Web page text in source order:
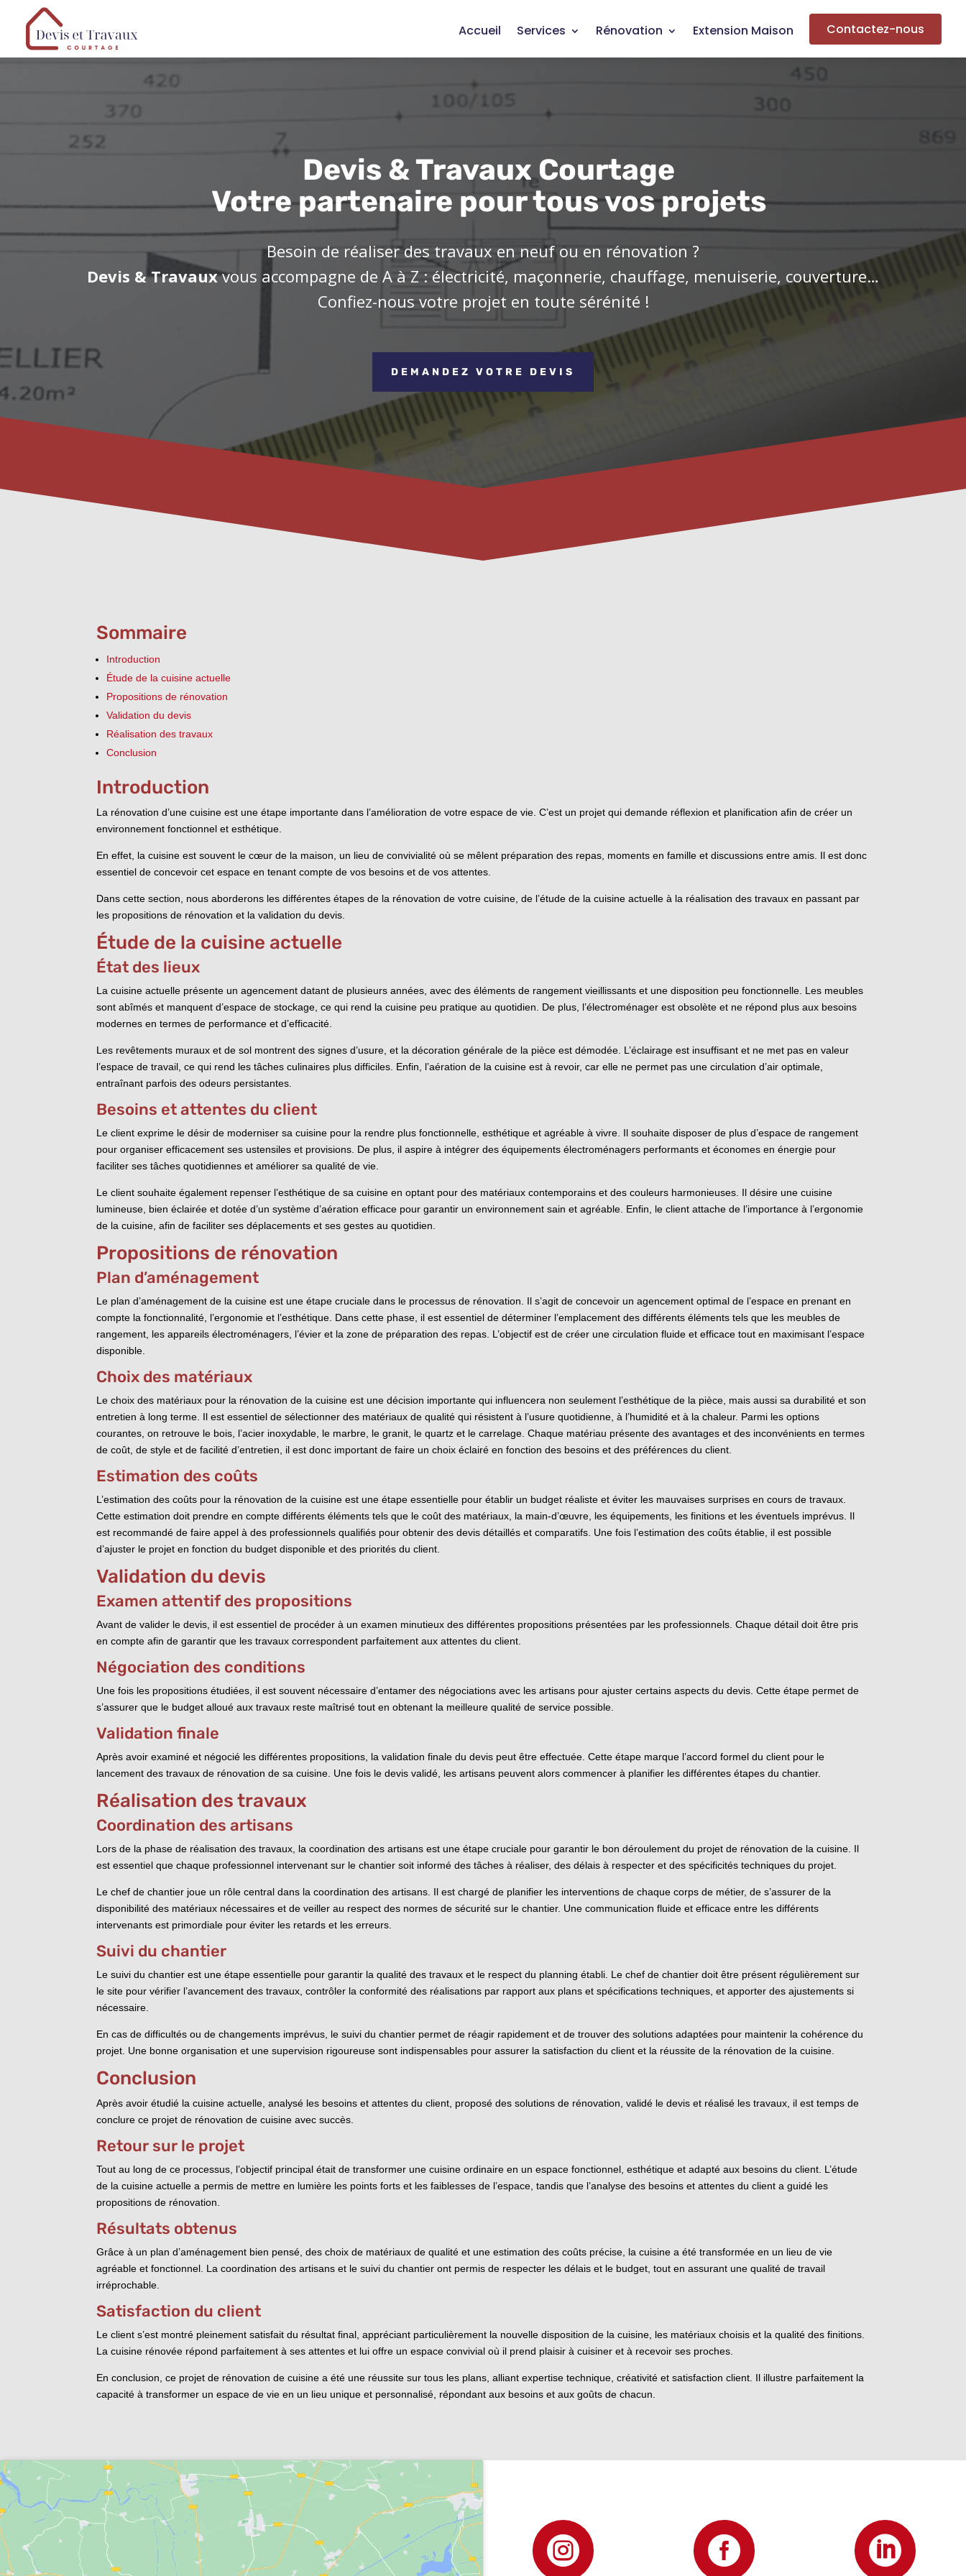
Accueil Services Rénovation Extension Maison Contactez-nous
Devis & Travaux Courtage
Votre partenaire pour tous vos projets
Besoin de réaliser des travaux en neuf ou en rénovation ?
Devis & Travauxvous accompagne de A à Z : électricité, maçonnerie, chauffage, menuiserie, couverture…
Confiez-nous votre projet en toute sérénité !
DEMANDEZ VOTRE DEVIS
Sommaire
Introduction
Étude de la cuisine actuelle
Propositions de rénovation
Validation du devis
Réalisation des travaux
Conclusion
Introduction
La rénovation d’une cuisine est une étape importante dans l’amélioration de votre espace de vie. C’est un projet qui demande réflexion et planification afin de créer un
environnement fonctionnel et esthétique.
En effet, la cuisine est souvent le cœur de la maison, un lieu de convivialité où se mêlent préparation des repas, moments en famille et discussions entre amis. Il est donc
essentiel de concevoir cet espace en tenant compte de vos besoins et de vos attentes.
Dans cette section, nous aborderons les différentes étapes de la rénovation de votre cuisine, de l’étude de la cuisine actuelle à la réalisation des travaux en passant par
les propositions de rénovation et la validation du devis.
Étude de la cuisine actuelle
État des lieux
La cuisine actuelle présente un agencement datant de plusieurs années, avec des éléments de rangement vieillissants et une disposition peu fonctionnelle. Les meubles
sont abîmés et manquent d’espace de stockage, ce qui rend la cuisine peu pratique au quotidien. De plus, l’électroménager est obsolète et ne répond plus aux besoins
modernes en termes de performance et d’efficacité.
Les revêtements muraux et de sol montrent des signes d’usure, et la décoration générale de la pièce est démodée. L’éclairage est insuffisant et ne met pas en valeur
l’espace de travail, ce qui rend les tâches culinaires plus difficiles. Enfin, l’aération de la cuisine est à revoir, car elle ne permet pas une circulation d’air optimale,
entraînant parfois des odeurs persistantes.
Besoins et attentes du client
Le client exprime le désir de moderniser sa cuisine pour la rendre plus fonctionnelle, esthétique et agréable à vivre. Il souhaite disposer de plus d’espace de rangement
pour organiser efficacement ses ustensiles et provisions. De plus, il aspire à intégrer des équipements électroménagers performants et économes en énergie pour
faciliter ses tâches quotidiennes et améliorer sa qualité de vie.
Le client souhaite également repenser l’esthétique de sa cuisine en optant pour des matériaux contemporains et des couleurs harmonieuses. Il désire une cuisine
lumineuse, bien éclairée et dotée d’un système d’aération efficace pour garantir un environnement sain et agréable. Enfin, le client attache de l’importance à l’ergonomie
de la cuisine, afin de faciliter ses déplacements et ses gestes au quotidien.
Propositions de rénovation
Plan d’aménagement
Le plan d’aménagement de la cuisine est une étape cruciale dans le processus de rénovation. Il s’agit de concevoir un agencement optimal de l’espace en prenant en
compte la fonctionnalité, l’ergonomie et l’esthétique. Dans cette phase, il est essentiel de déterminer l’emplacement des différents éléments tels que les meubles de
rangement, les appareils électroménagers, l’évier et la zone de préparation des repas. L’objectif est de créer une circulation fluide et efficace tout en maximisant l’espace
disponible.
Choix des matériaux
Le choix des matériaux pour la rénovation de la cuisine est une décision importante qui influencera non seulement l’esthétique de la pièce, mais aussi sa durabilité et son
entretien à long terme. Il est essentiel de sélectionner des matériaux de qualité qui résistent à l’usure quotidienne, à l’humidité et à la chaleur. Parmi les options
courantes, on retrouve le bois, l’acier inoxydable, le marbre, le granit, le quartz et le carrelage. Chaque matériau présente des avantages et des inconvénients en termes
de coût, de style et de facilité d’entretien, il est donc important de faire un choix éclairé en fonction des besoins et des préférences du client.
Estimation des coûts
L’estimation des coûts pour la rénovation de la cuisine est une étape essentielle pour établir un budget réaliste et éviter les mauvaises surprises en cours de travaux.
Cette estimation doit prendre en compte différents éléments tels que le coût des matériaux, la main-d’œuvre, les équipements, les finitions et les éventuels imprévus. Il
est recommandé de faire appel à des professionnels qualifiés pour obtenir des devis détaillés et comparatifs. Une fois l’estimation des coûts établie, il est possible
d’ajuster le projet en fonction du budget disponible et des priorités du client.
Validation du devis
Examen attentif des propositions
Avant de valider le devis, il est essentiel de procéder à un examen minutieux des différentes propositions présentées par les professionnels. Chaque détail doit être pris
en compte afin de garantir que les travaux correspondent parfaitement aux attentes du client.
Négociation des conditions
Une fois les propositions étudiées, il est souvent nécessaire d’entamer des négociations avec les artisans pour ajuster certains aspects du devis. Cette étape permet de
s’assurer que le budget alloué aux travaux reste maîtrisé tout en obtenant la meilleure qualité de service possible.
Validation finale
Après avoir examiné et négocié les différentes propositions, la validation finale du devis peut être effectuée. Cette étape marque l’accord formel du client pour le
lancement des travaux de rénovation de sa cuisine. Une fois le devis validé, les artisans peuvent alors commencer à planifier les différentes étapes du chantier.
Réalisation des travaux
Coordination des artisans
Lors de la phase de réalisation des travaux, la coordination des artisans est une étape cruciale pour garantir le bon déroulement du projet de rénovation de la cuisine. Il
est essentiel que chaque professionnel intervenant sur le chantier soit informé des tâches à réaliser, des délais à respecter et des spécificités techniques du projet.
Le chef de chantier joue un rôle central dans la coordination des artisans. Il est chargé de planifier les interventions de chaque corps de métier, de s’assurer de la
disponibilité des matériaux nécessaires et de veiller au respect des normes de sécurité sur le chantier. Une communication fluide et efficace entre les différents
intervenants est primordiale pour éviter les retards et les erreurs.
Suivi du chantier
Le suivi du chantier est une étape essentielle pour garantir la qualité des travaux et le respect du planning établi. Le chef de chantier doit être présent régulièrement sur
le site pour vérifier l’avancement des travaux, contrôler la conformité des réalisations par rapport aux plans et spécifications techniques, et apporter des ajustements si
nécessaire.
En cas de difficultés ou de changements imprévus, le suivi du chantier permet de réagir rapidement et de trouver des solutions adaptées pour maintenir la cohérence du
projet. Une bonne organisation et une supervision rigoureuse sont indispensables pour assurer la satisfaction du client et la réussite de la rénovation de la cuisine.
Conclusion
Après avoir étudié la cuisine actuelle, analysé les besoins et attentes du client, proposé des solutions de rénovation, validé le devis et réalisé les travaux, il est temps de
conclure ce projet de rénovation de cuisine avec succès.
Retour sur le projet
Tout au long de ce processus, l’objectif principal était de transformer une cuisine ordinaire en un espace fonctionnel, esthétique et adapté aux besoins du client. L’étude
de la cuisine actuelle a permis de mettre en lumière les points forts et les faiblesses de l’espace, tandis que l’analyse des besoins et attentes du client a guidé les
propositions de rénovation.
Résultats obtenus
Grâce à un plan d’aménagement bien pensé, des choix de matériaux de qualité et une estimation des coûts précise, la cuisine a été transformée en un lieu de vie
agréable et fonctionnel. La coordination des artisans et le suivi du chantier ont permis de respecter les délais et le budget, tout en assurant une qualité de travail
irréprochable.
Satisfaction du client
Le client s’est montré pleinement satisfait du résultat final, appréciant particulièrement la nouvelle disposition de la cuisine, les matériaux choisis et la qualité des finitions.
La cuisine rénovée répond parfaitement à ses attentes et lui offre un espace convivial où il prend plaisir à cuisiner et à recevoir ses proches.
En conclusion, ce projet de rénovation de cuisine a été une réussite sur tous les plans, alliant expertise technique, créativité et satisfaction client. Il illustre parfaitement la
capacité à transformer un espace de vie en un lieu unique et personnalisé, répondant aux besoins et aux goûts de chacun.
  